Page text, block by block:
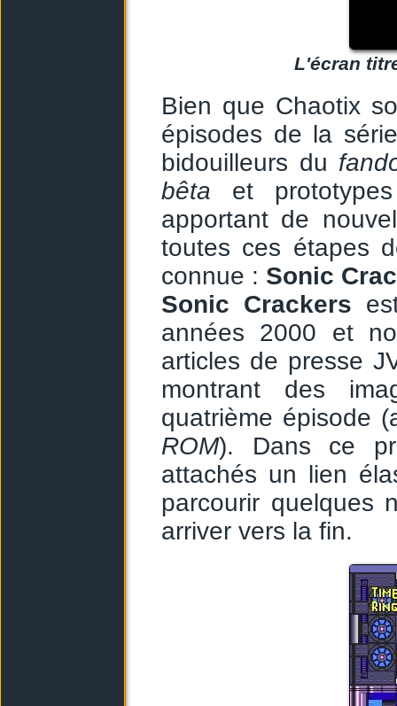
L'écran
Bien que Chaotix
épisodes de la
bidouilleurs du
bêta et
apportant de
toutes ces étapes
connue : Sonic
Sonic Crackers
années 2000 et
articles de presse
montrant des
quatrième épisode
ROM). Dans ce
attachés un lien
parcourir quelques
arriver vers la fin.